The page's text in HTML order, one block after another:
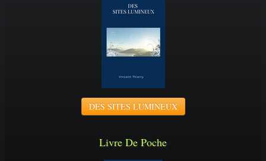
DES SITES LUMINEUX
Livre De Poche